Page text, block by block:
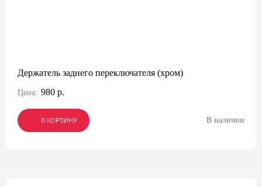
Держатель заднего переключателя (хром)
Цена: 980 р.
В КОРЗИНУ
В КОРЗИНУ
В КОРЗИНУ В наличии